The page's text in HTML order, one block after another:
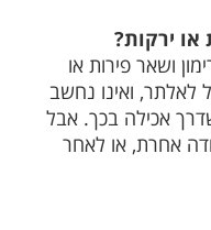
ואינו נחשב
אכילה,
הצלחת לא